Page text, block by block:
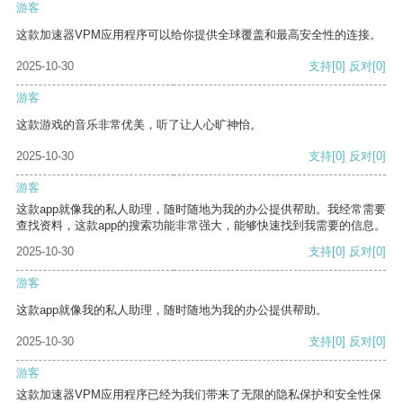
游客
这款加速器VPM应用程序可以给你提供全球覆盖和最高安全性的连接。
2025-10-30 支持[0] 反对[0]
游客
这款游戏的音乐非常优美，听了让人心旷神怡。
2025-10-30 支持[0] 反对[0]
游客
这款app就像我的私人助理，随时随地为我的办公提供帮助。我经常需要
查找资料，这款app的搜索功能非常强大，能够快速找到我需要的信息。
2025-10-30
支持[0] 反对[0]
游客
这款app就像我的私人助理，随时随地为我的办公提供帮助。
2025-10-30 支持[0] 反对[0]
游客
这款加速器VPM应用程序已经为我们带来了无限的隐私保护和安全性保